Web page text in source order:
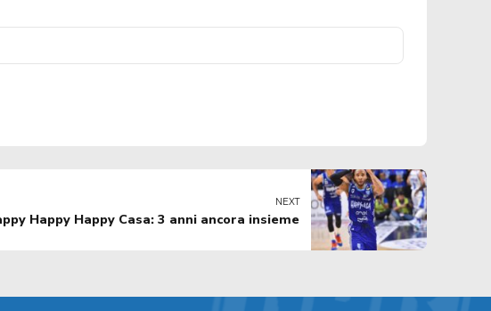
NEXT
Happy Happy Casa: 3 anni ancora insieme